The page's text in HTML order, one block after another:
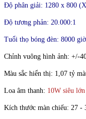
Độ phân giải: 1280 x 800
Độ tương phản: 20.000:1
Tuổi thọ bóng đèn: 8000 giờ
Chỉnh vuông hình ảnh: +/-
Màu sắc hiển thị: 1,07 tỷ
Loa âm thanh: 10W siêu lớn
Kích thước màn chiếu: 27 -